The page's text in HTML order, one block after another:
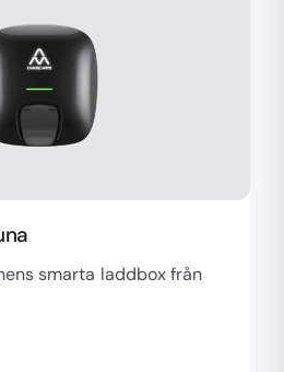
smarta laddbox från